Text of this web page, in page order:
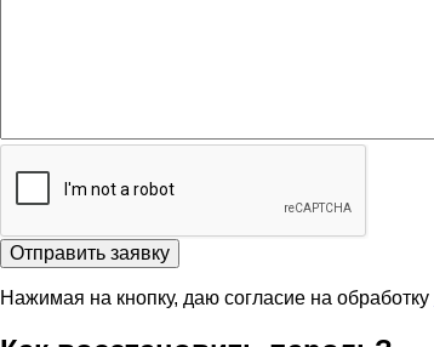
Отправить заявку
Нажимая на кнопку, даю согласие на обработку